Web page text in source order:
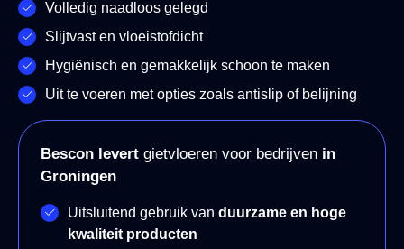
Volledig naadloos gelegd
Slijtvast en vloeistofdicht
Hygiënisch en gemakkelijk schoon te maken
Uit te voeren met opties zoals antislip of belijning
Bescon levert gietvloeren voor bedrijven in
Groningen
Uitsluitend gebruik van duurzame en hoge
kwaliteit producten